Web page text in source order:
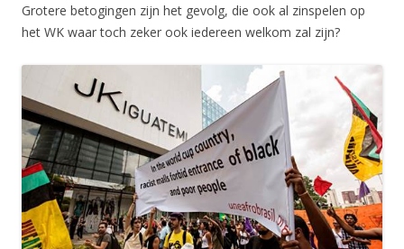
Grotere betogingen zijn het gevolg, die ook al zinspelen op
het WK waar toch zeker ook iedereen welkom zal zijn?